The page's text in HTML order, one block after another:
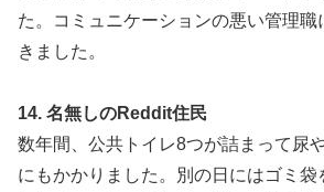
た。コミュニケーションの悪い管理職
きました。
14. 名無しのReddit住民
数年間、公共トイレ8つが詰まって尿
にもかかりました。別の日にはゴミ袋